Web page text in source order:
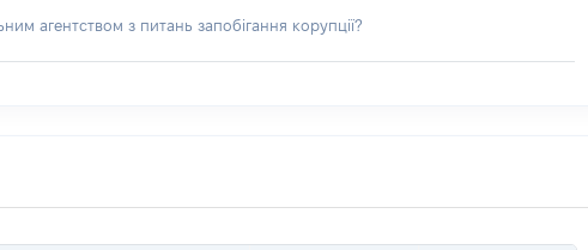
агентством з питань запобігання корупції?